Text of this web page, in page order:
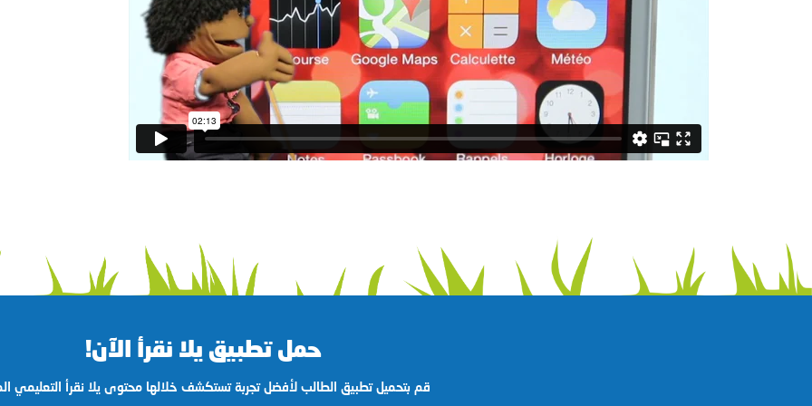
حمل تطبيق يلا نقرأ الآن!
ﻗﻢ ﺑﺘﺤﻤﻴﻞ تطبيق الطالب ﻷﻓﻀﻞ ﺗﺠﺮﺑﺔ ﺗﺴﺘﻜﺸﻒ ﺧﻼﻟﻬﺎ ﻣﺤﺘﻮﻯ ﻳﻼ نقرأ اﻟﺘﻌﻠﻴﻤﻲ